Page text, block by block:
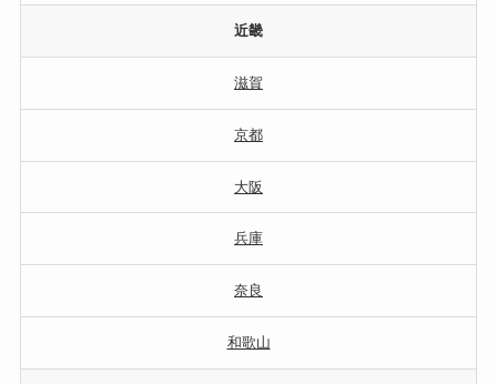
近畿
滋賀
京都
大阪
兵庫
奈良
和歌山